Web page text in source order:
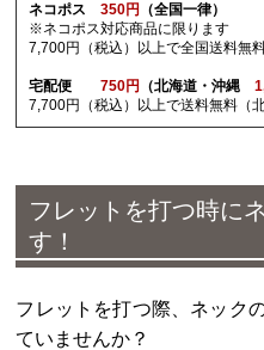
ネコポス350円
（全国一律）
※ネコポス対応商品に限ります
7,700円（税込）以上で全国送料無
宅配便750円 （北海道・沖縄
7,700円（税込）以上で送料無料（
フレットを打つ時に
す！
フレットを打つ際、ネック
ていませんか？